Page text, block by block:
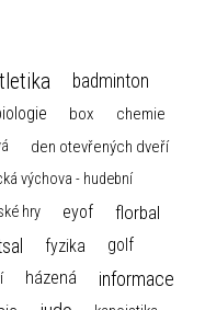
badminton
box chemie
den otevřených dveří
výchova - hudební
hry eyof florbal
fyzika golf
házená informace